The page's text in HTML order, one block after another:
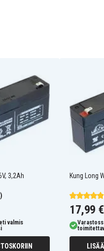
Interstate SLA0886
GC626
Johnson Controls
6
Leoch LP6-3.2
Panasonic LC-
3,2Ah
valmis
Kung Long
17,99 €